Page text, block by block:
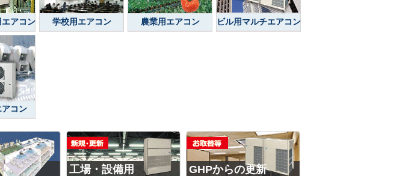
アコン 学校用エアコン 農業用エアコン ビル用マルチエアコン
コン
工場・設備用 GHPからの更新